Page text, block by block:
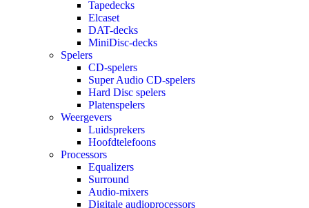
Tapedecks
Elcaset
DAT-decks
MiniDisc-decks
Spelers
CD-spelers
Super Audio CD-spelers
Hard Disc spelers
Platenspelers
Weergevers
Luidsprekers
Hoofdtelefoons
Processors
Equalizers
Surround
Audio-mixers
Digitale audioprocessors